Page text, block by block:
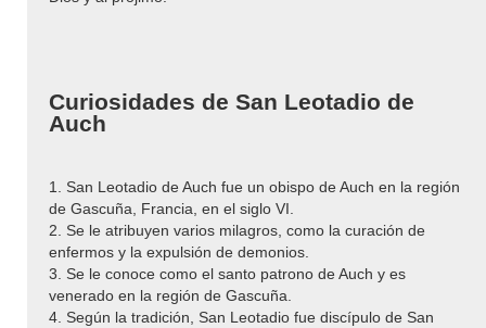
Curiosidades de San Leotadio de
Auch
1. San Leotadio de Auch fue un obispo de Auch en la región
de Gascuña, Francia, en el siglo VI.
2. Se le atribuyen varios milagros, como la curación de
enfermos y la expulsión de demonios.
3. Se le conoce como el santo patrono de Auch y es
venerado en la región de Gascuña.
4. Según la tradición, San Leotadio fue discípulo de San